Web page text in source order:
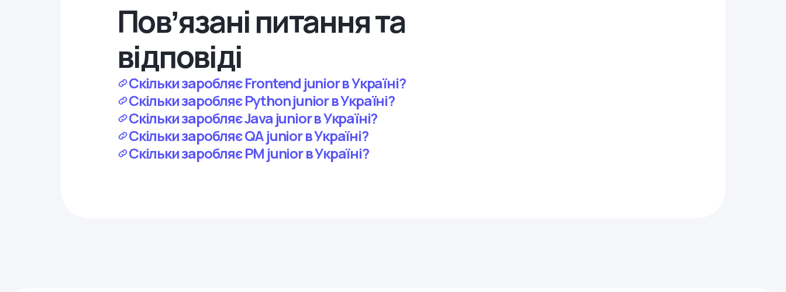
Повʼязані питання та
відповіді
Скільки заробляє Frontend junior в Україні?
Скільки заробляє Python junior в Україні?
Скільки заробляє Java junior в Україні?
Скільки заробляє QA junior в Україні?
Скільки заробляє PM junior в Україні?